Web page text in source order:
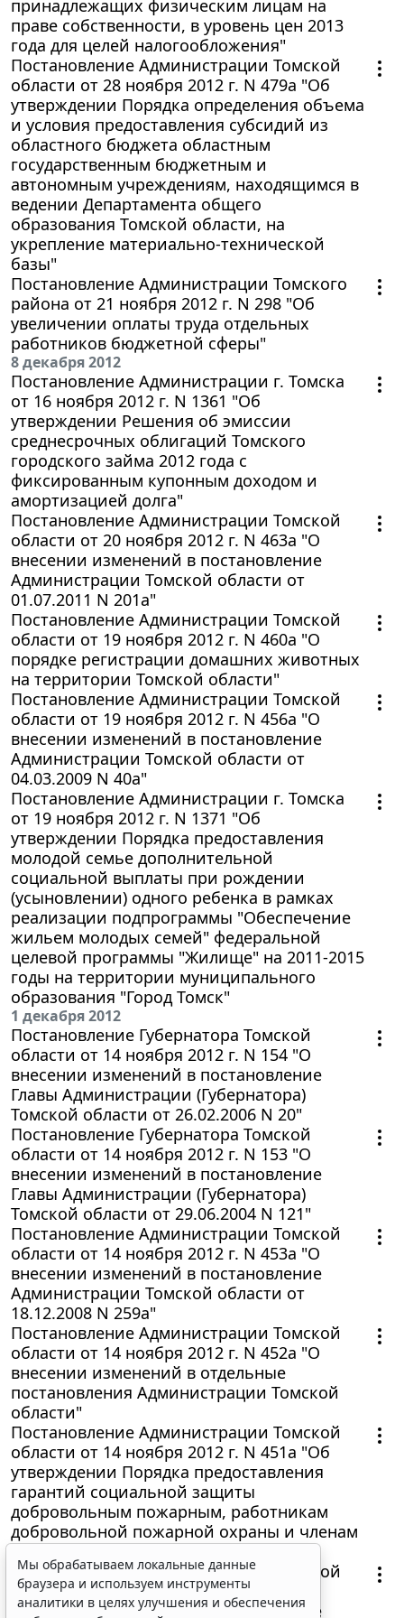
принадлежащих физическим лицам на
праве собственности, в уровень цен 2013
года для целей налогообложения"
Постановление Администрации Томской
области от 28 ноября 2012 г. N 479а "Об
утверждении Порядка определения объема
и условия предоставления субсидий из
областного бюджета областным
государственным бюджетным и
автономным учреждениям, находящимся в
ведении Департамента общего
образования Томской области, на
укрепление материально-технической
базы"
Постановление Администрации Томского
района от 21 ноября 2012 г. N 298 "Об
увеличении оплаты труда отдельных
работников бюджетной сферы"
8 декабря 2012
Постановление Администрации г. Томска
от 16 ноября 2012 г. N 1361 "Об
утверждении Решения об эмиссии
среднесрочных облигаций Томского
городского займа 2012 года с
фиксированным купонным доходом и
амортизацией долга"
Постановление Администрации Томской
области от 20 ноября 2012 г. N 463а "О
внесении изменений в постановление
Администрации Томской области от
01.07.2011 N 201а"
Постановление Администрации Томской
области от 19 ноября 2012 г. N 460а "О
порядке регистрации домашних животных
на территории Томской области"
Постановление Администрации Томской
области от 19 ноября 2012 г. N 456а "О
внесении изменений в постановление
Администрации Томской области от
04.03.2009 N 40а"
Постановление Администрации г. Томска
от 19 ноября 2012 г. N 1371 "Об
утверждении Порядка предоставления
молодой семье дополнительной
социальной выплаты при рождении
(усыновлении) одного ребенка в рамках
реализации подпрограммы "Обеспечение
жильем молодых семей" федеральной
целевой программы "Жилище" на 2011-2015
годы на территории муниципального
образования "Город Томск"
1 декабря 2012
Постановление Губернатора Томской
области от 14 ноября 2012 г. N 154 "О
внесении изменений в постановление
Главы Администрации (Губернатора)
Томской области от 26.02.2006 N 20"
Постановление Губернатора Томской
области от 14 ноября 2012 г. N 153 "О
внесении изменений в постановление
Главы Администрации (Губернатора)
Томской области от 29.06.2004 N 121"
Постановление Администрации Томской
области от 14 ноября 2012 г. N 453а "О
внесении изменений в постановление
Администрации Томской области от
18.12.2008 N 259а"
Постановление Администрации Томской
области от 14 ноября 2012 г. N 452а "О
внесении изменений в отдельные
постановления Администрации Томской
области"
Постановление Администрации Томской
области от 14 ноября 2012 г. N 451а "Об
утверждении Порядка предоставления
гарантий социальной защиты
добровольным пожарным, работникам
добровольной пожарной охраны и членам
их семей"
Постановление Администрации Томской
области от 14 ноября 2012 г. N 450а "О
внесении изменений в постановление
Мы обрабатываем локальные данные
браузера и используем инструменты
аналитики в целях улучшения и обеспечения